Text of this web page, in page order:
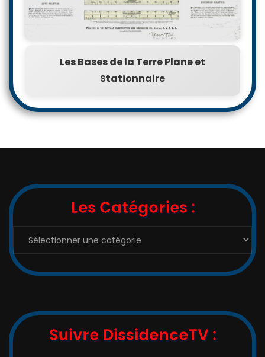
Les Bases de la Terre Plane et
Stationnaire
Les Catégories :
Catégories
Suivre DissidenceTV :